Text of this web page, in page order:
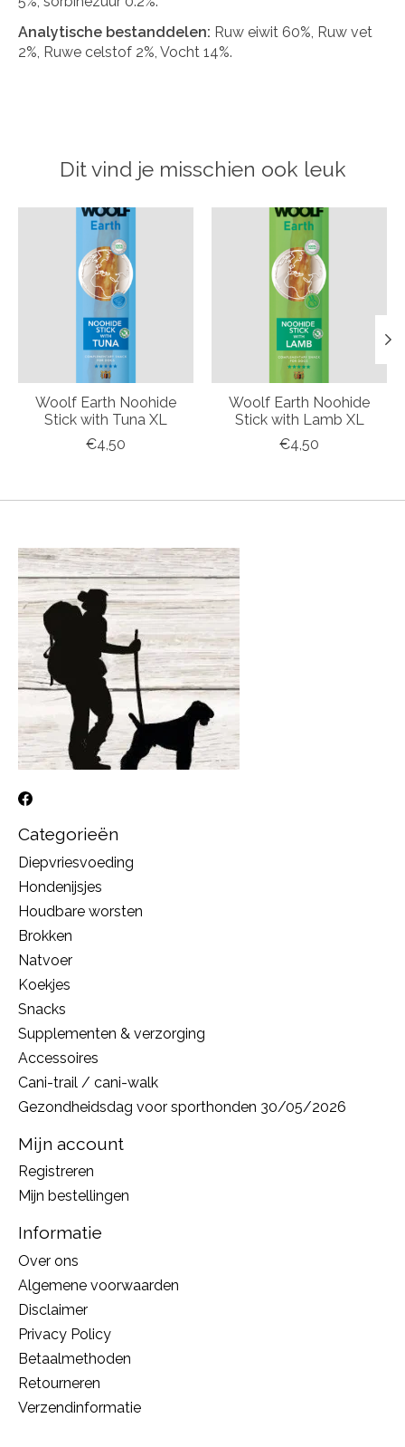
Analytische bestanddelen: Ruw eiwit 60%, Ruw vet
2%, Ruwe celstof 2%, Vocht 14%.
Dit vind je misschien ook leuk
Items van productcarrousel
Woolf Earth Noohide
Stick with Tuna XL
€4,50
Woolf Earth Noohide
Stick with Lamb XL
€4,50
Categorieën
Diepvriesvoeding
Hondenijsjes
Houdbare worsten
Brokken
Natvoer
Koekjes
Snacks
Supplementen & verzorging
Accessoires
Cani-trail / cani-walk
Gezondheidsdag voor sporthonden 30/05/2026
Mijn account
Registreren
Mijn bestellingen
Informatie
Over ons
Algemene voorwaarden
Disclaimer
Privacy Policy
Betaalmethoden
Retourneren
Verzendinformatie